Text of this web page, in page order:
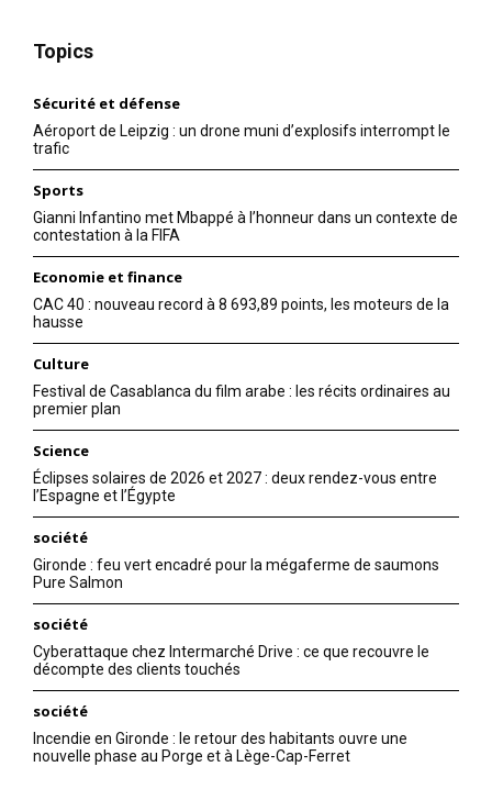
Topics
Sécurité et défense
Aéroport de Leipzig : un drone muni d’explosifs interrompt le
trafic
Sports
Gianni Infantino met Mbappé à l’honneur dans un contexte de
contestation à la FIFA
Economie et finance
CAC 40 : nouveau record à 8 693,89 points, les moteurs de la
hausse
Culture
Festival de Casablanca du film arabe : les récits ordinaires au
premier plan
Science
Éclipses solaires de 2026 et 2027 : deux rendez-vous entre
l’Espagne et l’Égypte
société
Gironde : feu vert encadré pour la mégaferme de saumons
Pure Salmon
société
Cyberattaque chez Intermarché Drive : ce que recouvre le
décompte des clients touchés
société
Incendie en Gironde : le retour des habitants ouvre une
nouvelle phase au Porge et à Lège-Cap-Ferret